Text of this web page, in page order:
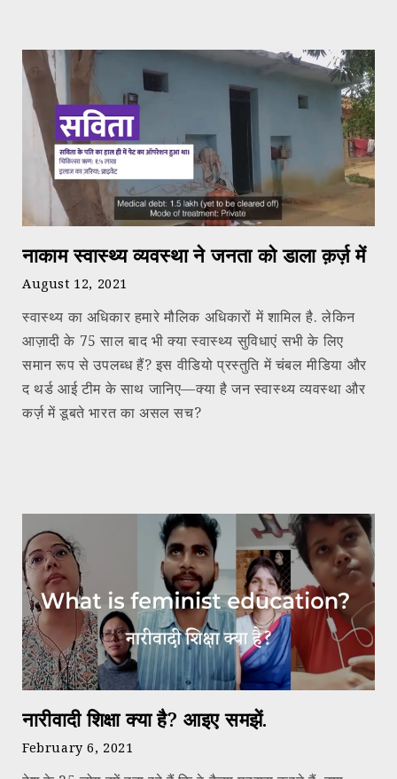
नाकाम स्वास्थ्य व्यवस्था ने जनता को डाला क़र्ज़ में
August 12, 2021
स्वास्थ्य का अधिकार हमारे मौलिक अधिकारों में शामिल है. लेकिन
आज़ादी के 75 साल बाद भी क्या स्वास्थ्य सुविधाएं सभी के लिए
समान रूप से उपलब्ध हैं? इस वीडियो प्रस्तुति में चंबल मीडिया और
द थर्ड आई टीम के साथ जानिए—क्या है जन स्वास्थ्य व्यवस्था और
कर्ज़ में डूबते भारत का असल सच?
नारीवादी शिक्षा क्या है? आइए समझें.
February 6, 2021